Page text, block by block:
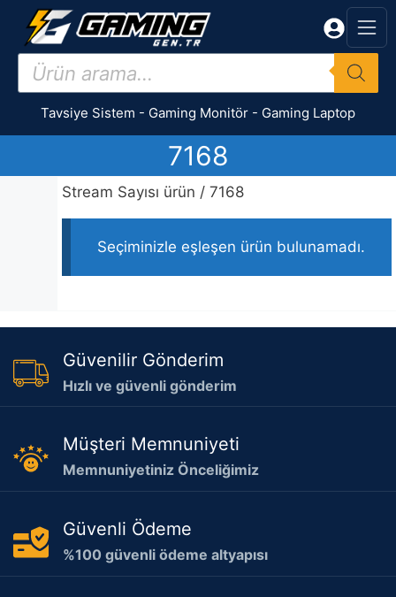
İçeriğe
Products
search
Tavsiye Sistem - Gaming Monitör - Gaming Laptop
7168
Stream Sayısı ürün / 7168
Seçiminizle eşleşen ürün bulunamadı.
Güvenilir Gönderim
Hızlı ve güvenli gönderim
Müşteri Memnuniyeti
Memnuniyetiniz Önceliğimiz
Güvenli Ödeme
%100 güvenli ödeme altyapısı